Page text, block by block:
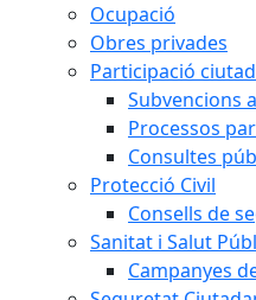
Ocupació
Obres privades
Participació
Subvencions
Processos
Consultes
Protecció Civil
Consells de
Sanitat i Salut
Campanyes